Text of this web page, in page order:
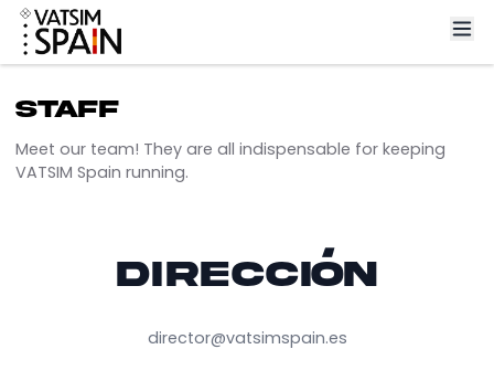
Staff
Meet our team! They are all indispensable for